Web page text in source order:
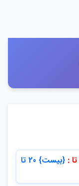
تا :
{بيست} 20 تا